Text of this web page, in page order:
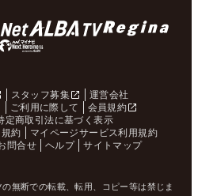
スタッフ募集
運営会社
ご利用に際して
会員規約
定商取引法に基づく表示
約
マイページサービス利用規約
問合せ ヘルプ サイトマップ
無断での転載、転用、コピー等は禁じま